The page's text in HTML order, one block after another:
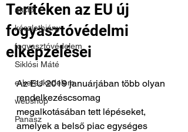
akció
készlethiány
fogyasztóvédelem
Siklósi Máté
e-kereskedelem
webshop
Panasz
Terítéken az EU új
fogyasztóvédelmi
elképzelései
Az EU 2019 januárjában több olyan
rendelkezéscsomag
megalkotásában tett lépéseket,
amelyek a belső piac egységes